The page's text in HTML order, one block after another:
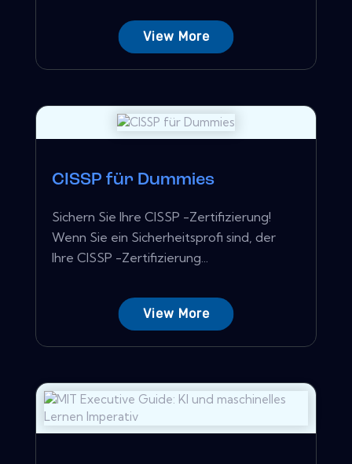
View More
CISSP für Dummies
Sichern Sie Ihre CISSP -Zertifizierung!
Wenn Sie ein Sicherheitsprofi sind, der
Ihre CISSP -Zertifizierung...
View More